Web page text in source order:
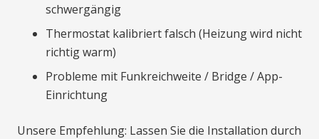
schwergängig
Thermostat kalibriert falsch (Heizung wird nicht
richtig warm)
Probleme mit Funkreichweite / Bridge / App-
Einrichtung
Unsere Empfehlung: Lassen Sie die Installation durch